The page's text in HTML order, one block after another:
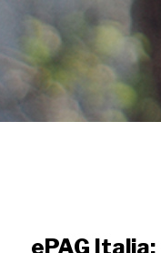
ePAG Italia: